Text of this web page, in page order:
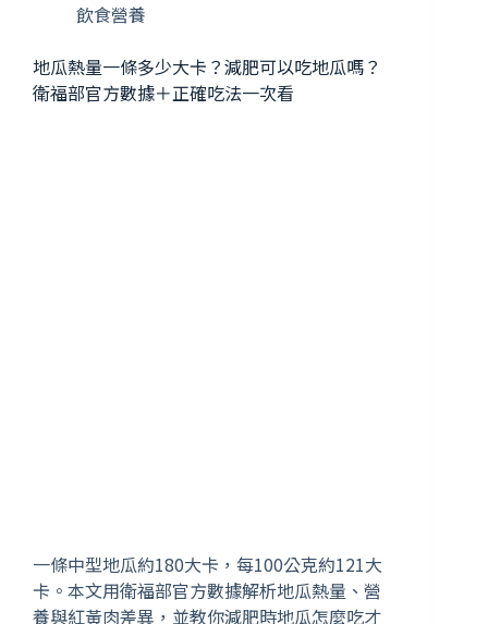
飲食營養
地瓜熱量一條多少大卡？減肥可以吃地瓜嗎？
衛福部官方數據＋正確吃法一次看
一條中型地瓜約180大卡，每100公克約121大
卡。本文用衛福部官方數據解析地瓜熱量、營
養與紅黃肉差異，並教你減肥時地瓜怎麼吃才